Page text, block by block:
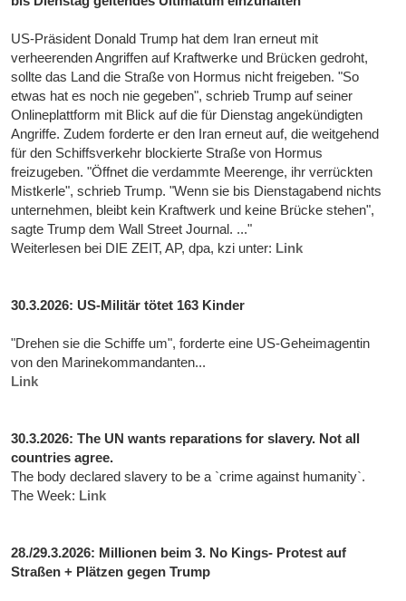
US-Präsident Donald Trump hat dem Iran erneut mit
verheerenden Angriffen auf Kraftwerke und Brücken gedroht,
sollte das Land die Straße von Hormus nicht freigeben. "So
etwas hat es noch nie gegeben", schrieb Trump auf seiner
Onlineplattform mit Blick auf die für Dienstag angekündigten
Angriffe. Zudem forderte er den Iran erneut auf, die weitgehend
für den Schiffsverkehr blockierte Straße von Hormus
freizugeben. "Öffnet die verdammte Meerenge, ihr verrückten
Mistkerle", schrieb Trump. "Wenn sie bis Dienstagabend nichts
unternehmen, bleibt kein Kraftwerk und keine Brücke stehen",
sagte Trump dem Wall Street Journal. ..."
Weiterlesen bei DIE ZEIT, AP, dpa, kzi unter: Link
30.3.2026: US-Militär tötet 163 Kinder
"Drehen sie die Schiffe um", forderte eine US-Geheimagentin
von den Marinekommandanten...
Link
30.3.2026: The UN wants reparations for slavery. Not all
countries agree.
The body declared slavery to be a `crime against humanity`.
The Week: Link
28./29.3.2026: Millionen beim 3. No Kings- Protest auf
Straßen + Plätzen gegen Trump